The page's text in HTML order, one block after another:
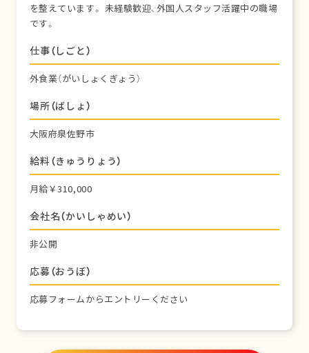
を整えています。 未経験歓迎、外国人スタッフ活躍中の職場
です。
仕事（しごと）
外食業（がいしょくぎょう）
場所（ばしょ）
大阪府泉佐野市
給料（きゅうりょう）
月給￥310,000
会社名（かいしゃめい）
非公開
応募（おうぼ）
応募フォームからエントリーください